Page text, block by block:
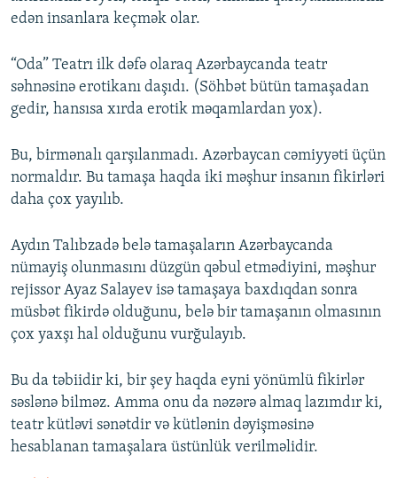
edən insanlara keçmək olar.
“Oda” Teatrı ilk dəfə olaraq Azərbaycanda teatr
səhnəsinə erotikanı daşıdı. (Söhbət bütün tamaşadan
gedir, hansısa xırda erotik məqamlardan yox).
Bu, birmənalı qarşılanmadı. Azərbaycan cəmiyyəti üçün
normaldır. Bu tamaşa haqda iki məşhur insanın fikirləri
daha çox yayılıb.
Aydın Talıbzadə belə tamaşaların Azərbaycanda
nümayiş olunmasını düzgün qəbul etmədiyini, məşhur
rejissor Ayaz Salayev isə tamaşaya baxdıqdan sonra
müsbət fikirdə olduğunu, belə bir tamaşanın olmasının
çox yaxşı hal olduğunu vurğulayıb.
Bu da təbiidir ki, bir şey haqda eyni yönümlü fikirlər
səslənə bilməz. Amma onu da nəzərə almaq lazımdır ki,
teatr kütləvi sənətdir və kütlənin dəyişməsinə
hesablanan tamaşalara üstünlük verilməlidir.